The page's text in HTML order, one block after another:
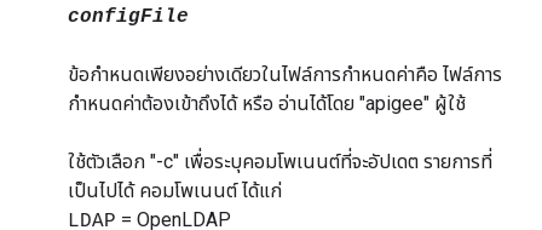
configFile
ข้อกำหนดเพียงอย่างเดียวในไฟล์การกำหนดค่าคือ ไฟล์การ
กำหนดค่าต้องเข้าถึงได้ หรือ อ่านได้โดย "apigee" ผู้ใช้
ใช้ตัวเลือก "-c" เพื่อระบุคอมโพเนนต์ที่จะอัปเดต รายการที่
เป็นไปได้ คอมโพเนนต์ ได้แก่
LDAP = OpenLDAP